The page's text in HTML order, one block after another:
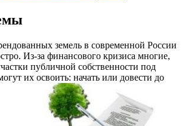
земель в современной России
Из-за финансового кризиса многие,
публичной собственности под
их освоить: начать или довести до